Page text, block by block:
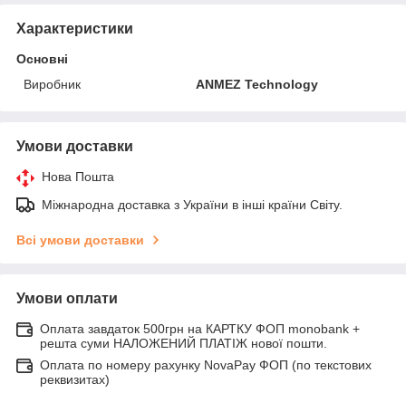
Характеристики
Основні
Виробник
ANMEZ Technology
Умови доставки
Нова Пошта
Міжнародна доставка з України в інші країни Світу.
Всі умови доставки
Умови оплати
Оплата завдаток 500грн на КАРТКУ ФОП monobank +
решта суми НАЛОЖЕНИЙ ПЛАТІЖ нової пошти.
Оплата по номеру рахунку NovaPay ФОП (по текстових
реквизитах)